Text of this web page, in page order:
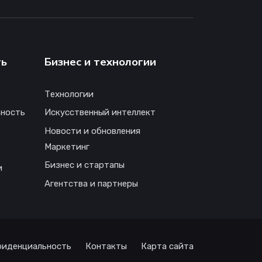
Бизнес и технологии
Технологии
Искусственный интеллект
Новости и обновления
Маркетинг
Бизнес и стартапы
Агентства и партнеры
Контакты Карта сайта